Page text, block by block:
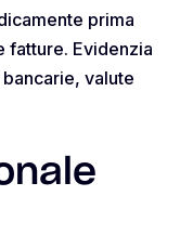
prima
fatture. Evidenzia
valute